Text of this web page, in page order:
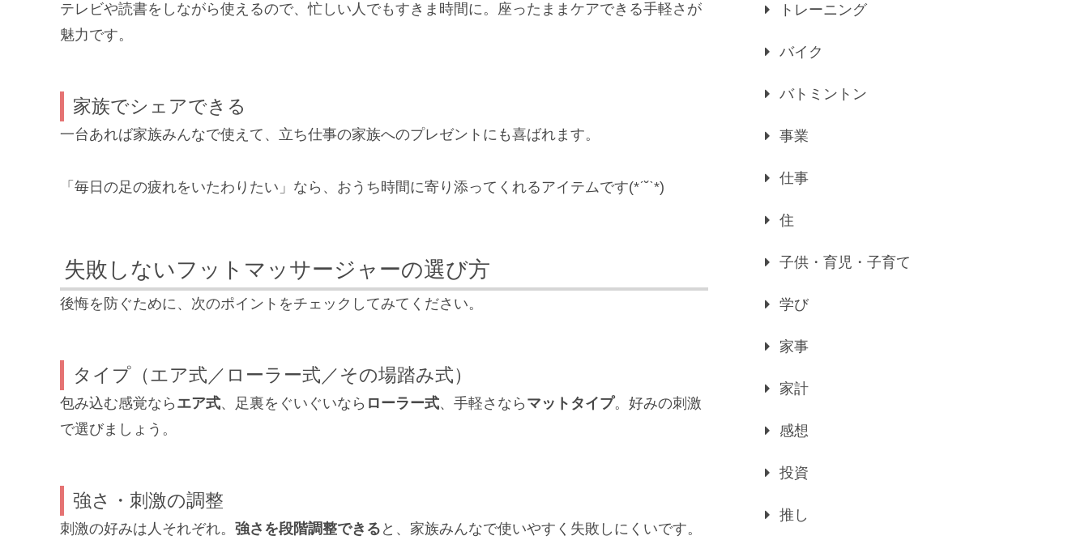
テレビや読書をしながら使えるので、忙しい人でもすきま時間に。座ったままケアできる手軽さが
魅力です。
家族でシェアできる
一台あれば家族みんなで使えて、立ち仕事の家族へのプレゼントにも喜ばれます。
「毎日の足の疲れをいたわりたい」なら、おうち時間に寄り添ってくれるアイテムです(*ˊ˘ˋ*)
失敗しないフットマッサージャーの選び方
後悔を防ぐために、次のポイントをチェックしてみてください。
タイプ（エア式／ローラー式／その場踏み式）
包み込む感覚なら エア式、足裏をぐいぐいなら ローラー式、手軽さなら マットタイプ。好みの刺激
で選びましょう。
強さ・刺激の調整
刺激の好みは人それぞれ。 強さを段階調整できる と、家族みんなで使いやすく失敗しにくいです。
トレーニング
バイク
バトミントン
事業
仕事
住
子供・育児・子育て
学び
家事
家計
感想
投資
推し